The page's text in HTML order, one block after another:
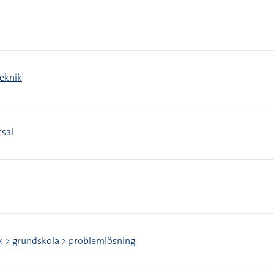
> grundskola > problemlösning